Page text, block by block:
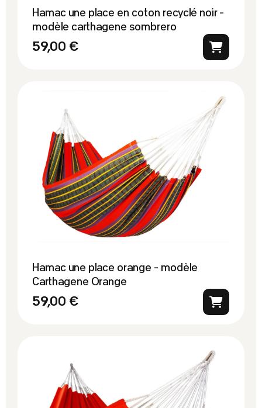
Hamac une place en coton recyclé noir -
modèle carthagene sombrero
59,00 €
Hamac une place orange - modèle
Carthagene Orange
59,00 €